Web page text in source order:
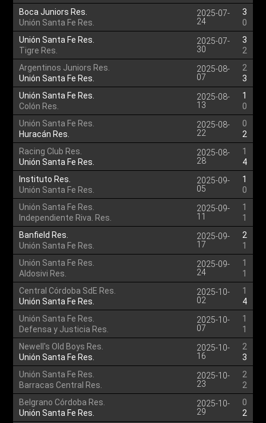
Boca Juniors Res.
Unión Santa Fe Res.
2025-07-
24
3
0
Unión Santa Fe Res.
Tigre Res.
2025-07-
30
3
2
Argentinos Juniors Res.
Unión Santa Fe Res.
2025-08-
07
2
3
Unión Santa Fe Res.
Colón Res.
2025-08-
13
1
0
Unión Santa Fe Res.
Huracán Res.
2025-08-
22
0
2
Racing Club Res.
Unión Santa Fe Res.
2025-08-
28
1
4
Instituto Res.
Unión Santa Fe Res.
2025-09-
05
1
0
Unión Santa Fe Res.
Independiente Riva. Res.
2025-09-
11
1
1
Banfield Res.
Unión Santa Fe Res.
2025-09-
17
2
1
Unión Santa Fe Res.
Aldosivi Res.
2025-09-
24
1
1
Central Córdoba SdE Res.
Unión Santa Fe Res.
2025-10-
02
1
4
Unión Santa Fe Res.
Defensa y Justicia Res.
2025-10-
07
1
1
Newell's Old Boys Res.
Unión Santa Fe Res.
2025-10-
16
2
3
Unión Santa Fe Res.
Barracas Central Res.
2025-10-
23
2
2
Belgrano Córdoba Res.
Unión Santa Fe Res.
2025-10-
29
0
2